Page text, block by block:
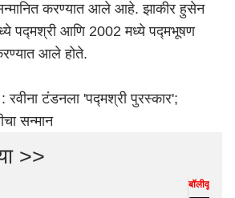
करण्यात आले आहे. झाकीर हुसेन
पद्मश्री आणि 2002 मध्ये पद्मभूषण
आले होते.
टंडनला 'पद्मश्री पुरस्कार';
सन्मान
>>
बॉलीवूड